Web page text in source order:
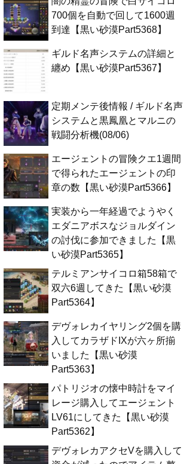
700個を自動で回して1600週
到達【黒い砂漠Part5368】
ギルド名声システムの詳細と
纏め【黒い砂漠Part5367】
定期メンテ後情報 / ギルド名声
システムと黒鳳凰とマルニの
戦闘分析機(08/06)
エージェントの冒険クエ1週間
で得られたエージェントの印
章の数【黒い砂漠Part5366】
実装から一年経過でようやく
エダニアボスなジョルダイン
の討伐に参加できました【黒
い砂漠Part5365】
テルミアンサイコロ箱58箱で
双六6週してきた【黒い砂漠
Part5364】
デヴォレカイヤリング2個を購
入してカラザドIXが六ヶ所揃
いました【黒い砂漠
Part5363】
パトリジオの懐中時計をマイ
レージ購入してエージェント
LV61にしてきた【黒い砂漠
Part5362】
デヴォレカアクセVを購入して